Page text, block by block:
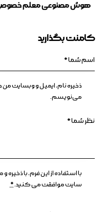
هوش مصنوعی معلم
کامنت بگذارید
ذخیره نام، ایمیل و وبسایت من
می‌نویسم.
با استفاده از این فرم، با
سایت موافقت می کنید.*